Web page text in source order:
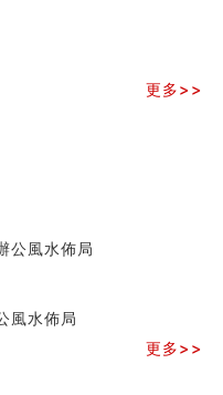
(名人八字淺析八）
)
？風水禁忌有哪些？有
更多>>
公風水佈局
風水佈局
更多>>